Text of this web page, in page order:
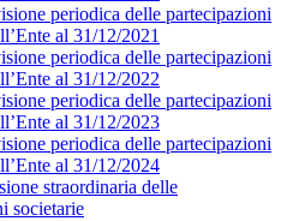
periodica delle partecipazioni
al 31/12/2021
periodica delle partecipazioni
al 31/12/2022
periodica delle partecipazioni
al 31/12/2023
periodica delle partecipazioni
al 31/12/2024
straordinaria delle
societarie